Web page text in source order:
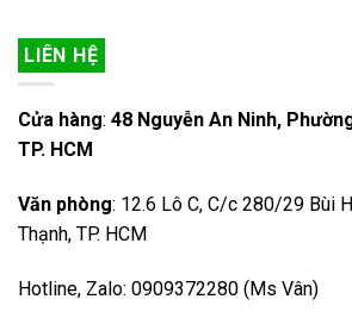
LIÊN HỆ
Cửa hàng: 48 Nguyễn An Ninh,
TP. HCM
Văn phòng: 12.6 Lô C, C/c 280/29 Bùi
Thạnh, TP. HCM
Hotline, Zalo: 0909372280 (Ms Vân)